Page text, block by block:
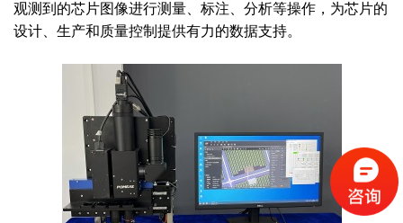
观测到的芯片图像进行测量、标注、分析等操作，为芯片的
设计、生产和质量控制提供有力的数据支持。